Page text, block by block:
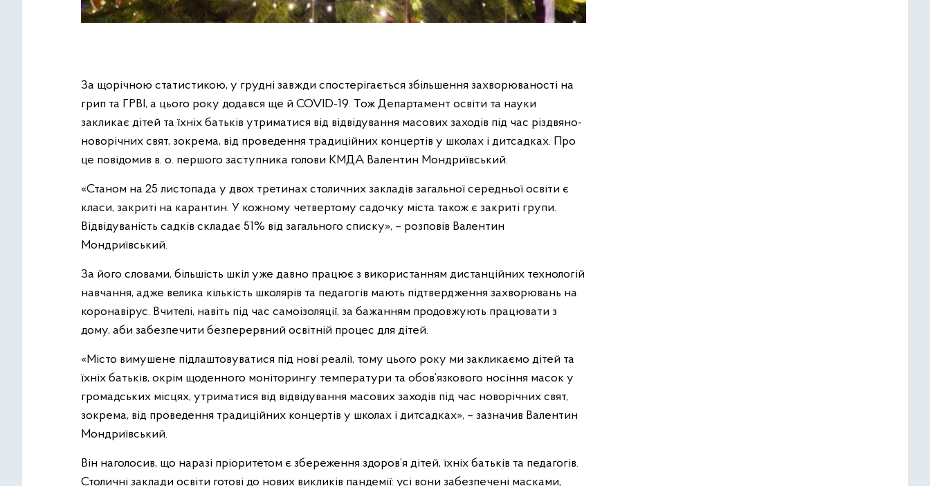
За щорічною статистикою, у грудні завжди спостерігається збільшення захворюваності на
грип та ГРВІ, а цього року додався ще й COVID-19. Тож Департамент освіти та науки
закликає дітей та їхніх батьків утриматися від відвідування масових заходів під час різдвяно-
новорічних свят, зокрема, від проведення традиційних концертів у школах і дитсадках. Про
це повідомив в. о. першого заступника голови КМДА Валентин Мондриївський.
«Станом на 25 листопада у двох третинах столичних закладів загальної середньої освіти є
класи, закриті на карантин. У кожному четвертому садочку міста також є закриті групи.
Відвідуваність садків складає 51% від загального списку», – розповів Валентин
Мондриївський.
За його словами, більшість шкіл уже давно працює з використанням дистанційних технологій
навчання, адже велика кількість школярів та педагогів мають підтвердження захворювань на
коронавірус. Вчителі, навіть під час самоізоляції, за бажанням продовжують працювати з
дому, аби забезпечити безперервний освітній процес для дітей.
«Місто вимушене підлаштовуватися під нові реалії, тому цього року ми закликаємо дітей та
їхніх батьків, окрім щоденного моніторингу температури та обов’язкового носіння масок у
громадських місцях, утриматися від відвідування масових заходів під час новорічних свят,
зокрема, від проведення традиційних концертів у школах і дитсадках», – зазначив Валентин
Мондриївський.
Він наголосив, що наразі пріоритетом є збереження здоров’я дітей, їхніх батьків та педагогів.
Столичні заклади освіти готові до нових викликів пандемії: усі вони забезпечені масками,